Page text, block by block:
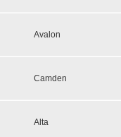
Avalon
Camden
Alta